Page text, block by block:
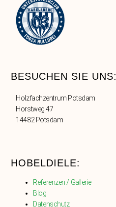
BESUCHEN SIE UNS:
Holzfachzentrum Potsdam
Horstweg 47
14482 Potsdam
HOBELDIELE:
Referenzen / Gallerie
Blog
Datenschutz